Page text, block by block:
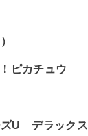
ピカチュウ
U デラックス